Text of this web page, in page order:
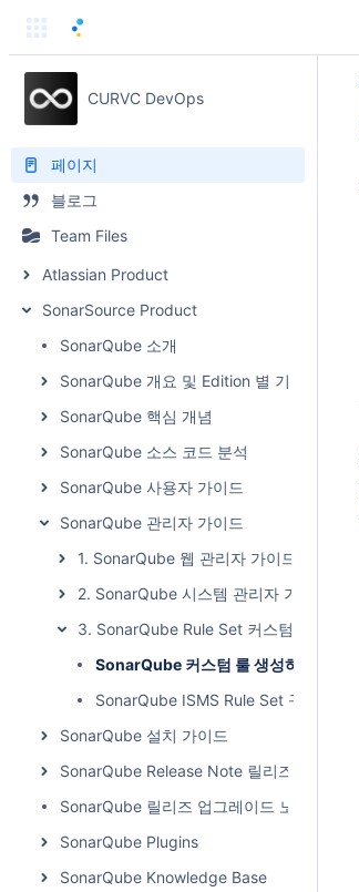
CURVC DevOps
페이지
블로그
Team Files
Atlassian Product
SonarSource Product
SonarQube 소개
SonarQube 개요 및 Edition 별 기능 비교
SonarQube 핵심 개념
SonarQube 소스 코드 분석
SonarQube 사용자 가이드
SonarQube 관리자 가이드
1. SonarQube 웹 관리자 가이드
2. SonarQube 시스템 관리자 가이드
3. SonarQube Rule Set 커스텀 가이드
SonarQube 커스텀 룰 생성하기
SonarQube ISMS Rule Set 구성하기
SonarQube 설치 가이드
SonarQube Release Note 릴리즈 노트
SonarQube 릴리즈 업그레이드 노트
SonarQube Plugins
SonarQube Knowledge Base